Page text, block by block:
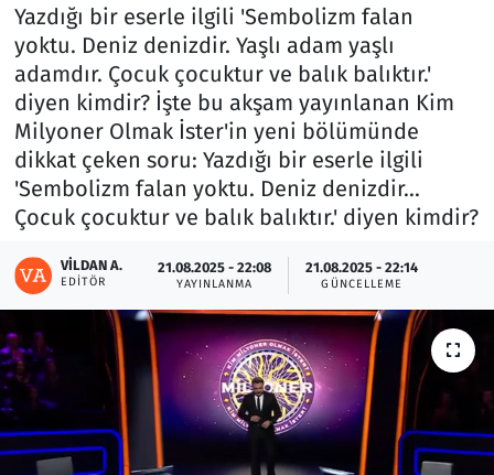
Yazdığı bir eserle ilgili 'Sembolizm falan
yoktu. Deniz denizdir. Yaşlı adam yaşlı
adamdır. Çocuk çocuktur ve balık balıktır.'
diyen kimdir? İşte bu akşam yayınlanan Kim
Milyoner Olmak İster'in yeni bölümünde
dikkat çeken soru: Yazdığı bir eserle ilgili
'Sembolizm falan yoktu. Deniz denizdir...
Çocuk çocuktur ve balık balıktır.' diyen kimdir?
VILDAN A.
EDITÖR
21.08.2025 - 22:08
YAYINLANMA
21.08.2025 - 22:14
GÜNCELLEME
Memur ve Kamu
Otomobil
Oyun
Ramazan
Resmi İlanlar
Rüya Tabirleri
Sağlık
Savunma Sanayi
Seçim 2023